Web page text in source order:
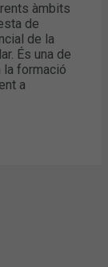
àmbits
de
de la
És una de
la formació
a